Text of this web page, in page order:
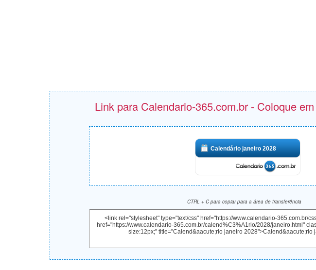
Link para Calendario-365.com.br - Coloque
Calendário janeiro 2028
CTRL + C para copiar para a área de transferência